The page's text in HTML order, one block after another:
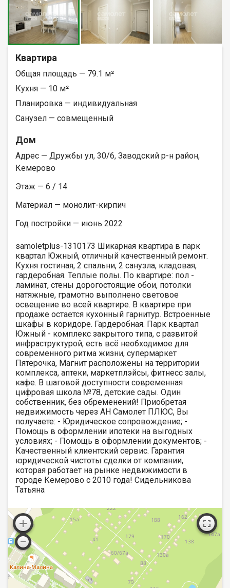
Квартира
Общая площадь — 79.1 м²
Кухня — 10 м²
Планировка — индивидуальная
Санузел — совмещенный
Дом
Адрес — Дружбы ул, 30/6, Заводский р-н район,
Кемерово
Этаж — 6 / 14
Материал — монолит-кирпич
Год постройки — июнь 2022
samoletplus-1310173 Шикарная квартира в парк
квартал Южный, отличный качественный ремонт.
Кухня гостиная, 2 спальни, 2 санузла, кладовая,
гардеробная. Теплые полы. По квартире: пол -
ламинат, стены дорогостоящие обои, потолки
натяжные, грамотно выполнено световое
освещение во всей квартире. В квартире при
продаже остается кухонный гарнитур. Встроенные
шкафы в коридоре. Гардеробная. Парк квартал
Южный - комплекс закрытого типа, с развитой
инфраструктурой, есть всё необходимое для
современного ритма жизни, супермаркет
Пятерочка, Магнит расположены на территории
комплекса, аптеки, маркетплэйсы, фитнесс залы,
кафе. В шаговой доступности современная
цифровая школа №78, детские сады. Один
собственник, без обременений! Приобретая
недвижимость через АН Самолет ПЛЮС, Вы
получаете: - Юридическое сопровождение; -
Помощь в оформлении ипотеки на выгодных
условиях; - Помощь в оформлении документов; -
Качественный клиентский сервис. Гарантия
юридической чистоты сделки от компании,
которая работает на рынке недвижимости в
городе Кемерово с 2010 года! Сидельникова
Татьяна